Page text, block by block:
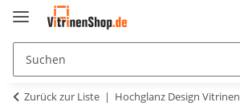
Zurück zur Liste Hochglanz Design Vitrinen